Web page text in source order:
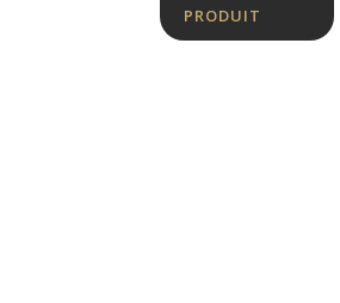
PRODUIT